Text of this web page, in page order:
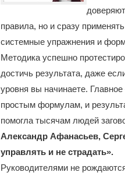
правила, но и сразу
системные упражнения и
Методика успешно
достичь результата, даже
уровня вы начинаете.
простым формулам, и
помогла тысячам людей
Александр Афанасьев,
управлять и не страдать».
Руководителями не